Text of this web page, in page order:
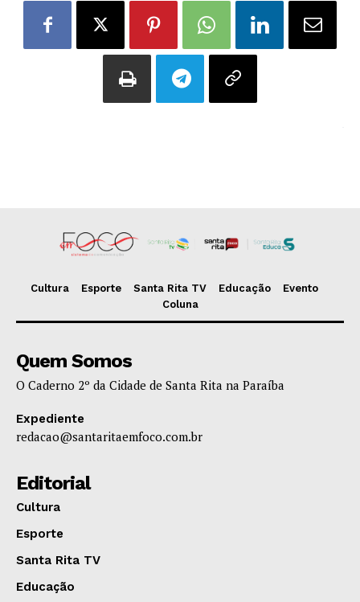
Cultura Esporte Santa Rita TV Educação
Evento
Coluna
Quem Somos
O Caderno 2º da Cidade de Santa Rita na Paraíba
Expediente
redacao@santaritaemfoco.com.br
Editorial
Cultura
Esporte
Santa Rita TV
Educação